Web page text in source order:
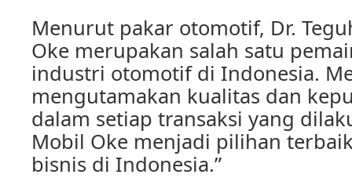
Menurut pakar otomotif, Dr.
Oke merupakan salah satu
industri otomotif di Indonesia.
mengutamakan kualitas dan
dalam setiap transaksi yang
Mobil Oke menjadi pilihan
bisnis di Indonesia.”